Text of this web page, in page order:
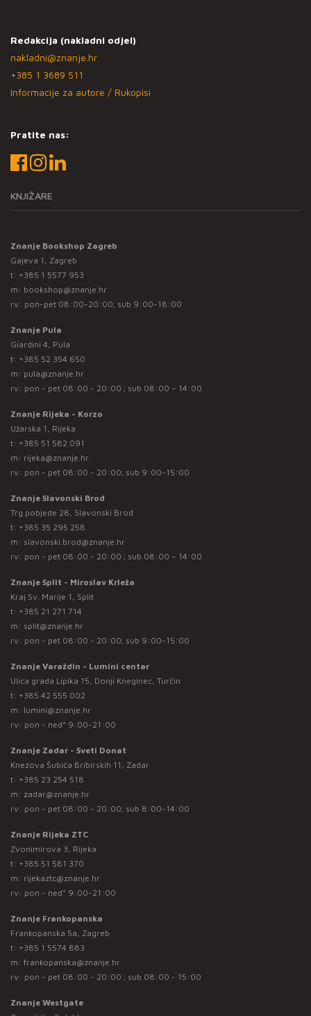
Redakcija (nakladni odjel)
nakladni@znanje.hr
+385 1 3689 511
Informacije za autore / Rukopisi
Pratite nas:
KNJIŽARE
Znanje Bookshop Zagreb
Gajeva 1, Zagreb
t: +385 1 5577 953
m: bookshop@znanje.hr
rv: pon-pet 08:00-20:00; sub 9:00-18:00
Znanje Pula
Giardini 4, Pula
t: +385 52 354 650
m: pula@znanje.hr
rv: pon - pet 08:00 - 20:00 ; sub 08:00 – 14:00
Znanje Rijeka - Korzo
Užarska 1, Rijeka
t: +385 51 582 091
m: rijeka@znanje.hr
rv: pon - pet 08:00 - 20:00; sub 9:00-15:00
Znanje Slavonski Brod
Trg pobjede 28, Slavonski Brod
t: +385 35 295 258
m: slavonski.brod@znanje.hr
rv: pon - pet 08:00 - 20:00 ; sub 08:00 – 14:00
Znanje Split - Miroslav Krleža
Kraj Sv. Marije 1, Split
t: +385 21 271 714
m: split@znanje.hr
rv: pon - pet 08:00 - 20:00; sub 9:00-15:00
Znanje Varaždin - Lumini centar
Ulica grada Lipika 15, Donji Kneginec, Turčin
t: +385 42 555 002
m: lumini@znanje.hr
rv: pon - ned* 9:00-21:00
Znanje Zadar - Sveti Donat
Knezova Šubića Bribirskih 11, Zadar
t: +385 23 254 518
m: zadar@znanje.hr
rv: pon - pet 08:00 - 20:00; sub 8:00-14:00
Znanje Rijeka ZTC
Zvonimirova 3, Rijeka
t: +385 51 581 370
m: rijekaztc@znanje.hr
rv: pon - ned* 9:00-21:00
Znanje Frankopanska
Frankopanska 5a, Zagreb
t: +385 1 5574 883
m: frankopanska@znanje.hr
rv: pon - pet 08:00 - 20:00 ; sub 08:00 - 15:00
Znanje Westgate